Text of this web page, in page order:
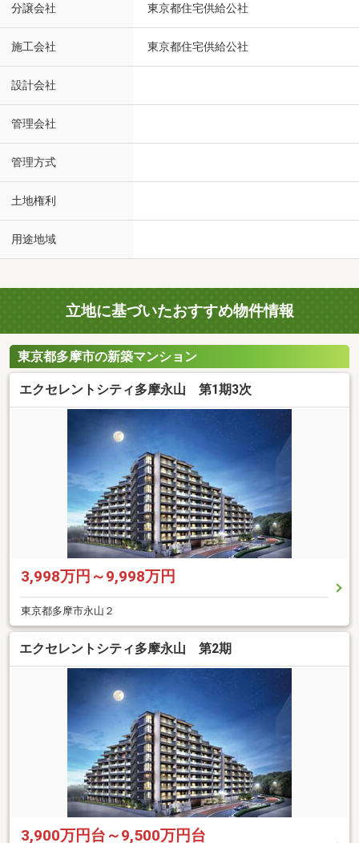
分譲会社 東京都住宅供給公社
施工会社 東京都住宅供給公社
設計会社
管理会社
管理方式
土地権利
用途地域
立地に基づいたおすすめ物件情報
東京都多摩市の新築マンション
エクセレントシティ多摩永山 第1期3次
3,998万円～9,998万円
東京都多摩市永山２
エクセレントシティ多摩永山 第2期
3,900万円台～9,500万円台